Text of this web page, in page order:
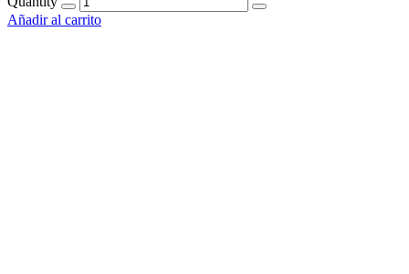
Añadir al carrito